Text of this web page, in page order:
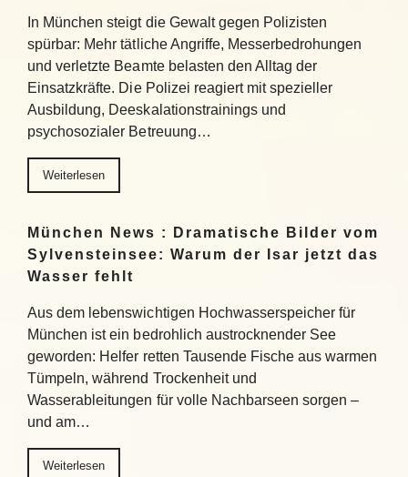
In München steigt die Gewalt gegen Polizisten
spürbar: Mehr tätliche Angriffe, Messerbedrohungen
und verletzte Beamte belasten den Alltag der
Einsatzkräfte. Die Polizei reagiert mit spezieller
Ausbildung, Deeskalationstrainings und
psychosozialer Betreuung…
Weiterlesen
München News : Dramatische Bilder vom
Sylvensteinsee: Warum der Isar jetzt das
Wasser fehlt
Aus dem lebenswichtigen Hochwasserspeicher für
München ist ein bedrohlich austrocknender See
geworden: Helfer retten Tausende Fische aus warmen
Tümpeln, während Trockenheit und
Wasserableitungen für volle Nachbarseen sorgen –
und am…
Weiterlesen